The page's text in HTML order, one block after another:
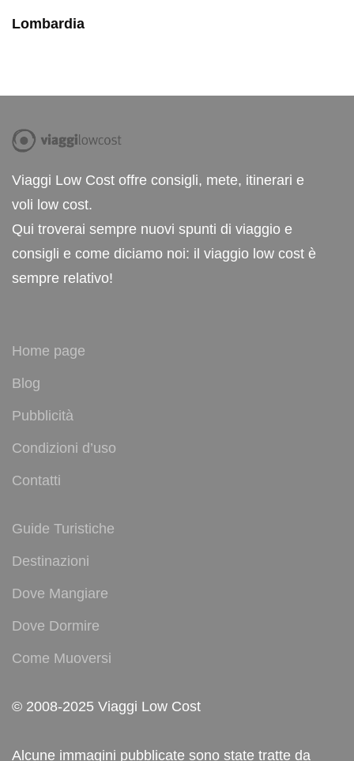
Lombardia
Viaggi Low Cost offre consigli, mete, itinerari e
voli low cost.
Qui troverai sempre nuovi spunti di viaggio e
consigli e come diciamo noi: il viaggio low cost è
sempre relativo!
Home page
Blog
Pubblicità
Condizioni d’uso
Contatti
Guide Turistiche
Destinazioni
Dove Mangiare
Dove Dormire
Come Muoversi
© 2008-2025 Viaggi Low Cost
Alcune immagini pubblicate sono state tratte da